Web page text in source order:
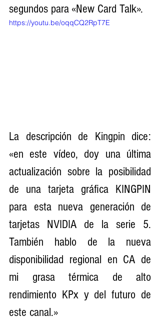
segundos para «New Card Talk».
https://youtu.be/oqqCQ2RpT7E
La descripción de Kingpin dice:
«en este vídeo, doy una última
actualización sobre la posibilidad
de una tarjeta gráfica KINGPIN
para esta nueva generación de
tarjetas NVIDIA de la serie 5.
También hablo de la nueva
disponibilidad regional en CA de
mi grasa térmica de alto
rendimiento KPx y del futuro de
este canal.»